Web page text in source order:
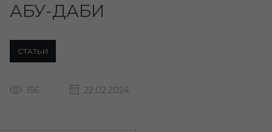
АБУ-ДАБИ
СТАТЬИ
156 22.02.2024